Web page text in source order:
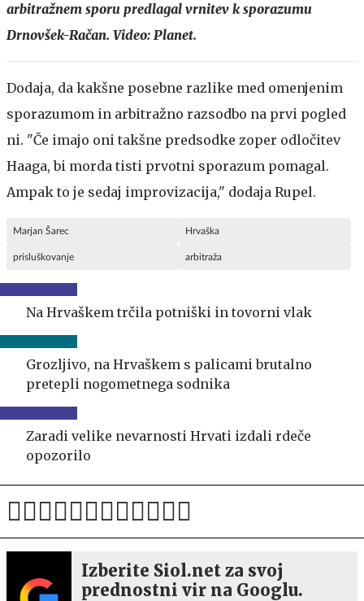
arbitražnem sporu predlagal vrnitev k sporazumu
Drnovšek-Račan. Video: Planet.
Dodaja, da kakšne posebne razlike med omenjenim
sporazumom in arbitražno razsodbo na prvi pogled
ni. "Če imajo oni takšne predsodke zoper odločitev
Haaga, bi morda tisti prvotni sporazum pomagal.
Ampak to je sedaj improvizacija," dodaja Rupel.
Marjan Šarec Hrvaška
prisluškovanje arbitraža
Na Hrvaškem trčila potniški in tovorni vlak
Grozljivo, na Hrvaškem s palicami brutalno
pretepli nogometnega sodnika
Zaradi velike nevarnosti Hrvati izdali rdeče
opozorilo
Izberite Siol.net za svoj
prednostni vir na Googlu.